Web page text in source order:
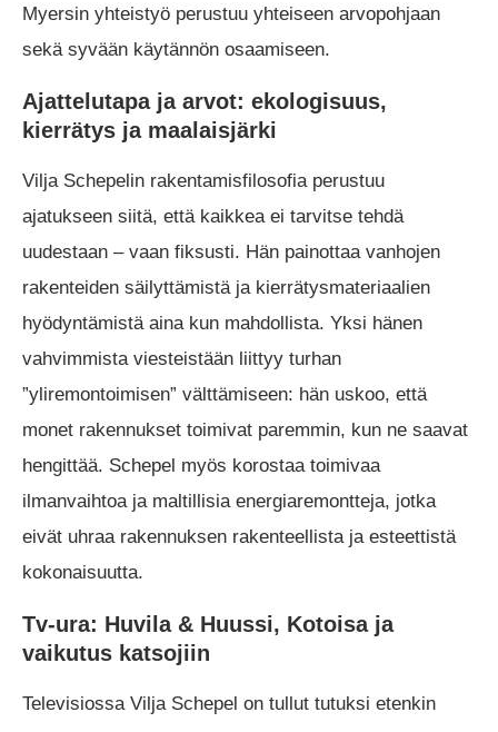
Myersin yhteistyö perustuu yhteiseen arvopohjaan
sekä syvään käytännön osaamiseen.
Ajattelutapa ja arvot: ekologisuus,
kierrätys ja maalaisjärki
Vilja Schepelin rakentamisfilosofia perustuu
ajatukseen siitä, että kaikkea ei tarvitse tehdä
uudestaan – vaan fiksusti. Hän painottaa vanhojen
rakenteiden säilyttämistä ja kierrätysmateriaalien
hyödyntämistä aina kun mahdollista. Yksi hänen
vahvimmista viesteistään liittyy turhan
”yliremontoimisen” välttämiseen: hän uskoo, että
monet rakennukset toimivat paremmin, kun ne saavat
hengittää. Schepel myös korostaa toimivaa
ilmanvaihtoa ja maltillisia energiaremontteja, jotka
eivät uhraa rakennuksen rakenteellista ja esteettistä
kokonaisuutta.
Tv-ura: Huvila & Huussi, Kotoisa ja
vaikutus katsojiin
Televisiossa Vilja Schepel on tullut tutuksi etenkin